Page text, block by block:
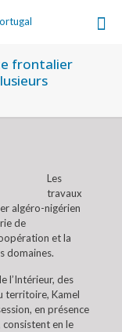
frontalier
Les
travaux
algéro-nigérien
de
et la
domaines.
l’Intérieur, des
territoire, Kamel
en présence
en le